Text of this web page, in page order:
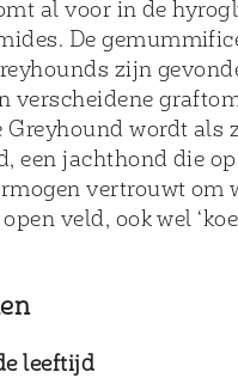
al voor in de
De
zijn
verscheidene
Greyhound wordt als
een jachthond die
vertrouwt om
veld, ook wel
leeftijd